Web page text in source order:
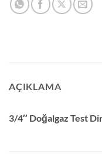
AÇIKLAMA
3/4″ Doğalgaz Test